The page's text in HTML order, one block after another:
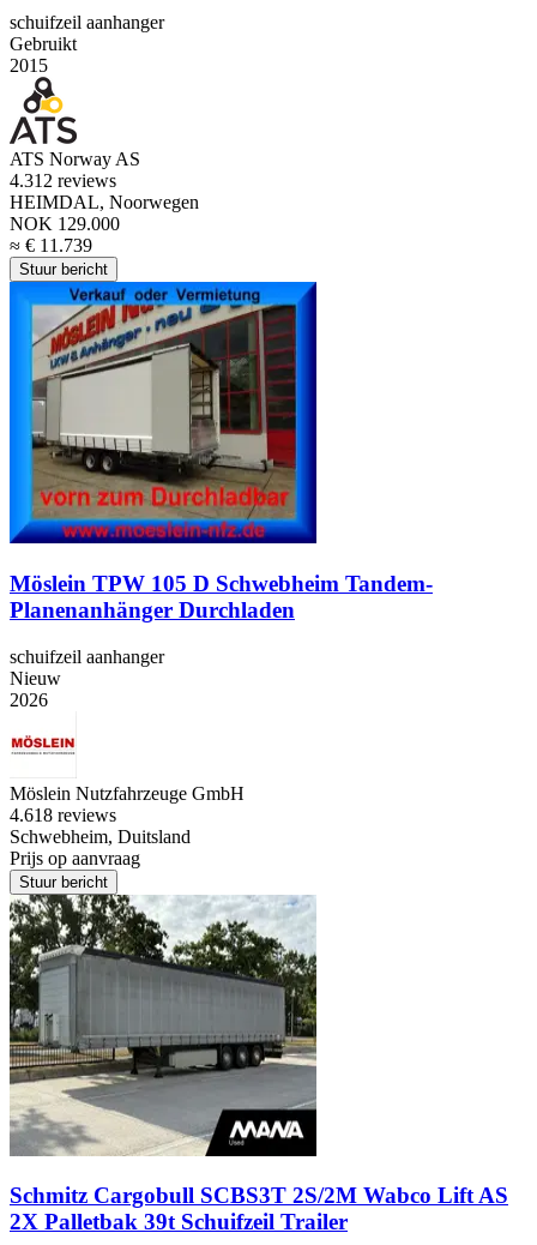
schuifzeil aanhanger
Gebruikt
2015
ATS Norway AS
4.312 reviews
HEIMDAL, Noorwegen
NOK 129.000
≈ € 11.739
Stuur bericht
Möslein TPW 105 D Schwebheim Tandem-
Planenanhänger Durchladen
schuifzeil aanhanger
Nieuw
2026
Möslein Nutzfahrzeuge GmbH
4.618 reviews
Schwebheim, Duitsland
Prijs op aanvraag
Stuur bericht
Schmitz Cargobull SCBS3T 2S/2M Wabco Lift AS
2X Palletbak 39t Schuifzeil Trailer